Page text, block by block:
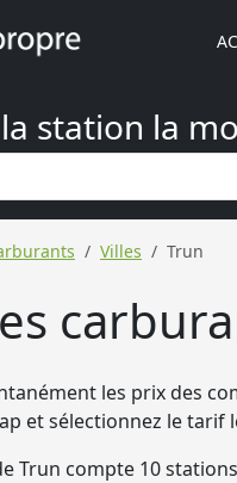
station la
Villes Trun
les prix des
et sélectionnez le tarif
Trun compte 10